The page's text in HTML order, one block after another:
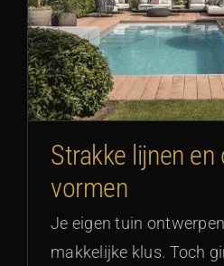
Strakke lijnen
vormen
Je eigen tuin
makkelijke klus. Toch